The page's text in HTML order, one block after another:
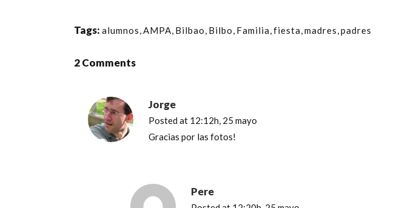
Tags: alumnos,AMPA, Bilbao, Bilbo, Familia,fiesta,madres,padres
2 Comments
Jorge
Posted at 12:12h, 25 mayo
Gracias por las fotos!
Pere